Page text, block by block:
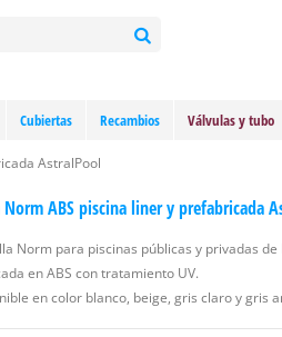
Cubiertas Recambios Válvulas y tubo
AstralPool
ABS piscina liner y prefabricada
Norm para piscinas públicas y privadas
en ABS con tratamiento UV.
en color blanco, beige, gris claro y gris